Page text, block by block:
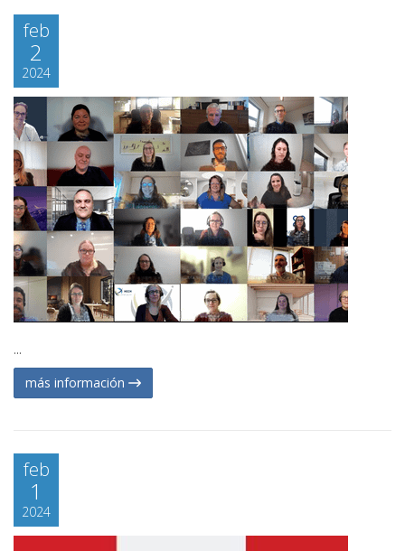
feb
2
2024
...
más información
feb
1
2024